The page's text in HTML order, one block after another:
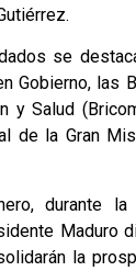
se
Gobierno, las
y Salud
de la Gran
durante la
Maduro
la